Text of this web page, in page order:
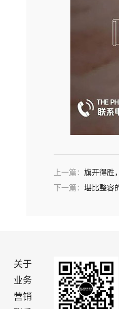
上一篇：旗开得胜
下一篇：堪比整容
关于
业务
营销